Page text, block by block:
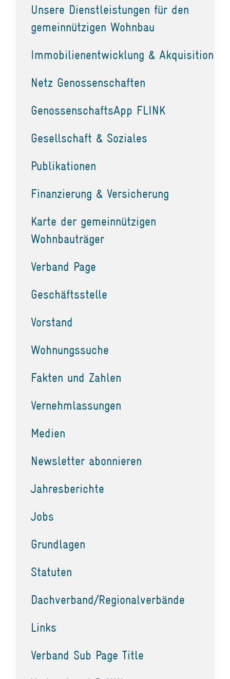
Unsere Dienstleistungen für den
gemeinnützigen Wohnbau
Immobilienentwicklung & Akquisition
Netz Genossenschaften
GenossenschaftsApp FLINK
Gesellschaft & Soziales
Publikationen
Finanzierung & Versicherung
Karte der gemeinnützigen
Wohnbauträger
Verband Page
Geschäftsstelle
Vorstand
Wohnungssuche
Fakten und Zahlen
Vernehmlassungen
Medien
Newsletter abonnieren
Jahresberichte
Jobs
Grundlagen
Statuten
Dachverband/Regionalverbände
Links
Verband Sub Page Title